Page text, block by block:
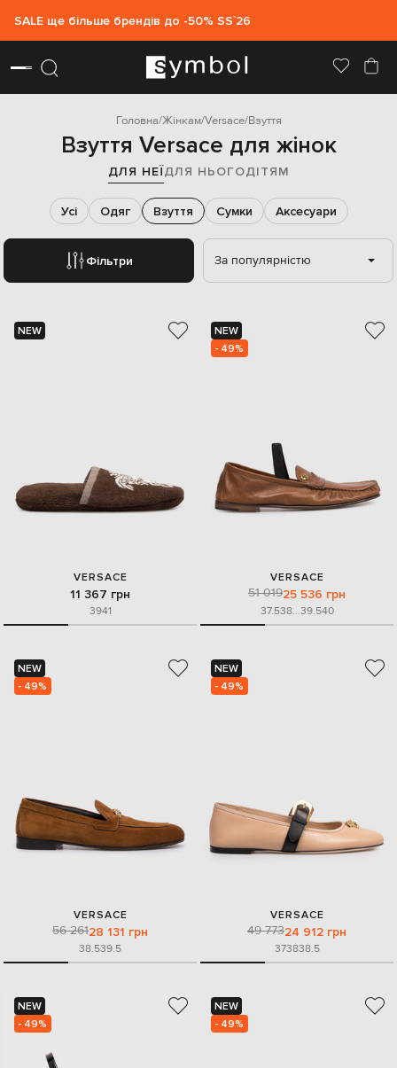
SALE ще більше брендів до -50% SS`26
Головна Жінкам Versace Взуття
Взуття Versace для жінок
ДЛЯ НЕЇДЛЯ НЬОГОДІТЯМ
Фільтри
Усі Одяг Взуття Сумки Аксесуари
За популярністю
NEW
VERSACE
11 367 грн
3941
NEW
- 49%
VERSACE
51 01925 536 грн
37.538...39.540
NEW
- 49%
VERSACE
56 26128 131 грн
38.539.5
NEW
- 49%
VERSACE
49 77324 912 грн
373838.5
NEW
- 49%
NEW
- 49%